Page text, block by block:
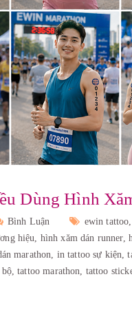
Dùng Hình
Bình Luận ewin tattoo,
hiệu, hình xăm dán runner,
marathon, in tattoo sự kiện,
bộ,tattoo marathon, tattoo